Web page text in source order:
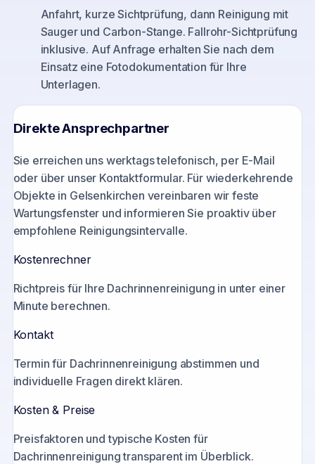
Anfahrt, kurze Sichtprüfung, dann Reinigung mit
Sauger und Carbon-Stange. Fallrohr-Sichtprüfung
inklusive. Auf Anfrage erhalten Sie nach dem
Einsatz eine Fotodokumentation für Ihre
Unterlagen.
Direkte Ansprechpartner
Sie erreichen uns werktags telefonisch, per E-Mail
oder über unser Kontaktformular. Für wiederkehrende
Objekte in Gelsenkirchen vereinbaren wir feste
Wartungsfenster und informieren Sie proaktiv über
empfohlene Reinigungsintervalle.
Kostenrechner
Richtpreis für Ihre Dachrinnenreinigung in unter einer
Minute berechnen.
Kontakt
Termin für Dachrinnenreinigung abstimmen und
individuelle Fragen direkt klären.
Kosten & Preise
Preisfaktoren und typische Kosten für
Dachrinnenreinigung transparent im Überblick.